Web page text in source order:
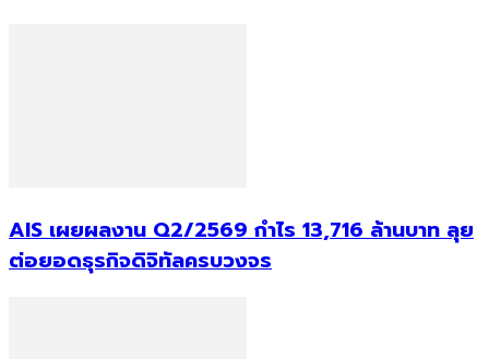
AIS เผยผลงาน Q2/2569 กำไร 13,716 ล้านบาท ลุย
ต่อยอดธุรกิจดิจิทัลครบวงจร